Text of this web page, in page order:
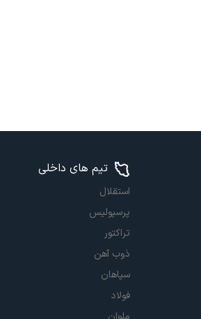
تیم های داخلی
استقلال
پرسپولیس
تراکتور
ذوب آهن
سپاهان
فولاد